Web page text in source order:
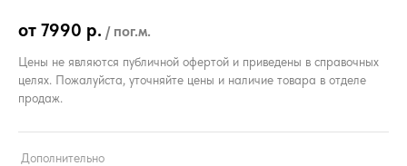
от 7990 р. / пог.м.
Цены не являются публичной офертой и приведены в справочных
целях. Пожалуйста, уточняйте цены и наличие товара в отделе
продаж.
Дополнительно